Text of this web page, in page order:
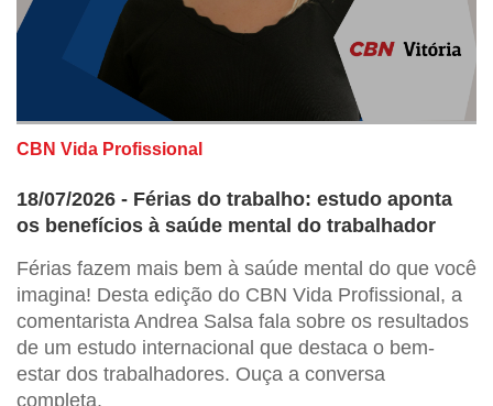
CBN Vida Profissional
18/07/2026 - Férias do trabalho: estudo aponta
os benefícios à saúde mental do trabalhador
Férias fazem mais bem à saúde mental do que você
imagina! Desta edição do CBN Vida Profissional, a
comentarista Andrea Salsa fala sobre os resultados
de um estudo internacional que destaca o bem-
estar dos trabalhadores. Ouça a conversa
completa.